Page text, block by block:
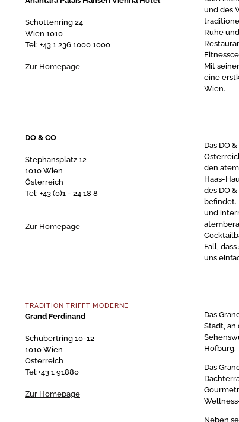
Schottenring 24
Wien 1010
Tel: +43 1 236 1000 1000
Zur Homepage
und des
Ruhe
Mit
eine
Wien.
DO & CO
Stephansplatz 12
1010 Wien
Österreich
Tel: +43 (0)1 - 24 18 8
Zur Homepage
Das DO
den
Haas-
des DO
befindet.
und
Fall,
uns
TRADITION TRIFFT MODERNE
Grand Ferdinand
Schubertring 10-12
1010 Wien
Österreich
Tel:+43 1 91880
Zur Homepage
Das
Stadt,
Hofburg.
Das
Neben